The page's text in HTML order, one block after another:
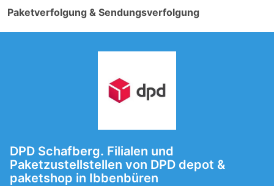
Paketverfolgung & Sendungsverfolgung
DPD Schafberg. Filialen und
Paketzustellstellen von DPD depot &
paketshop in Ibbenbüren